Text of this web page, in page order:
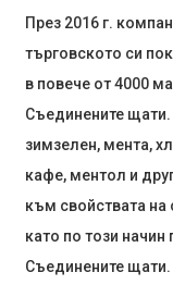
През 2016 г.
търговското си
в повече от 4000
Съединените
зимзелен, мента,
кафе, ментол и
към свойствата на
като по този начин
Съединените щати.